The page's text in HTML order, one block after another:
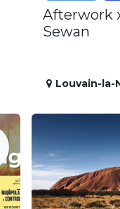
Afterwork
Sewan
Louvain-la-